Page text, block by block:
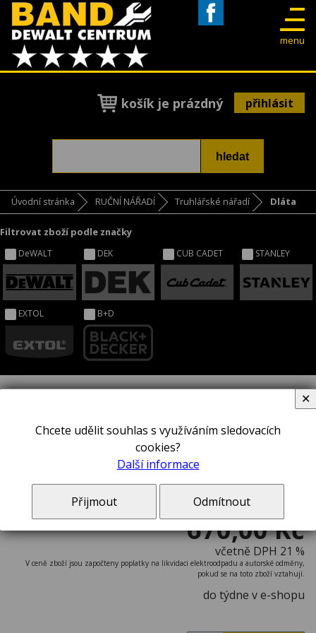
menu
košík je prázdný přihlásit
Úvodní stránka RUČNÍ NÁŘADÍ Truhlářské nářadí Dláta
Filtrovat zboží podle značky
DeWALT DEK CUB CADET STANLEY
EXTOL B+D
Dláto STANLEY® 0-16-266
670,00 Kč
včetně DPH 21 %
V ceně zboží jsou započteny poplatky na likvidaci elektroodpadu a autorské odměny,
pokud se na toto zboží vztahují.
do týdne v e-shopu
Chcete udělit souhlas s využíváním sledovacích
cookies?
Další informace
Přijmout Odmítnout
✕